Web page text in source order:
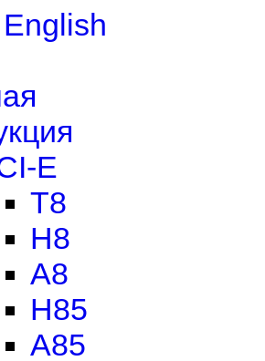
English
E
T8
H8
A8
H85
A85